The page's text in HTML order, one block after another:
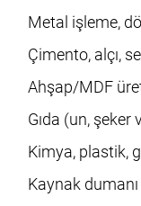
Metal işleme,
Çimento, alçı,
Ahşap/MDF
Gıda (un, şeker
Kimya, plastik,
Kaynak